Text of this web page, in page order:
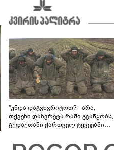
"უნდა დაგვხვრიტოთ? - არა,
თქვენი დახვრეტა რაში გვაწყობს,
გუდაუთაში ქართველ ტყვეებში